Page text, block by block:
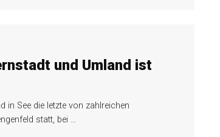
und Umland ist
in See die letzte von zahlreichen
statt, bei …